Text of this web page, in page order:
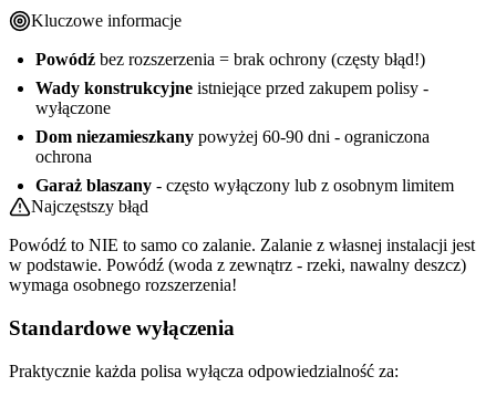
Kluczowe informacje
Powódź bez rozszerzenia = brak ochrony (częsty błąd!)
Wady konstrukcyjne istniejące przed zakupem polisy -
wyłączone
Dom niezamieszkany powyżej 60-90 dni - ograniczona
ochrona
Garaż blaszany - często wyłączony lub z osobnym limitem
Najczęstszy błąd
Powódź to NIE to samo co zalanie. Zalanie z własnej instalacji jest
w podstawie. Powódź (woda z zewnątrz - rzeki, nawalny deszcz)
wymaga osobnego rozszerzenia!
Standardowe wyłączenia
Praktycznie każda polisa wyłącza odpowiedzialność za: